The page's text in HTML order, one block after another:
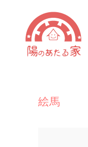
絵馬